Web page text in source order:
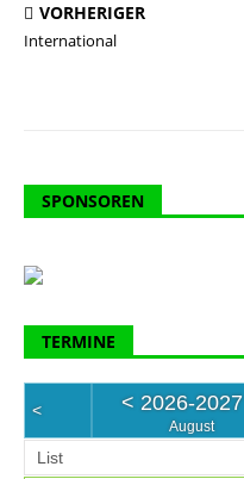
VORHERIGER
International
SPONSOREN
TERMINE
< < 2026-2027
August
List